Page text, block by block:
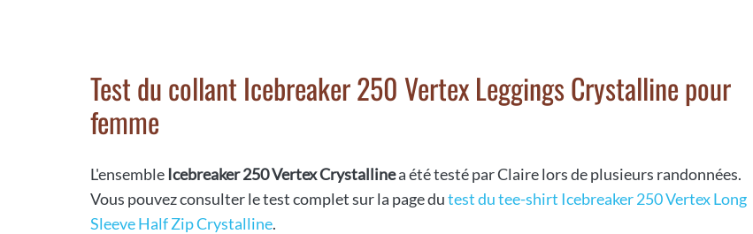
Test du collant Icebreaker 250 Vertex Leggings Crystalline pour
femme
L'ensemble Icebreaker 250 Vertex Crystallinea été testé par Claire lors de plusieurs randonnées.
Vous pouvez consulter le test complet sur la page dutest du tee-shirt Icebreaker 250 Vertex Long
Sleeve Half Zip Crystalline.